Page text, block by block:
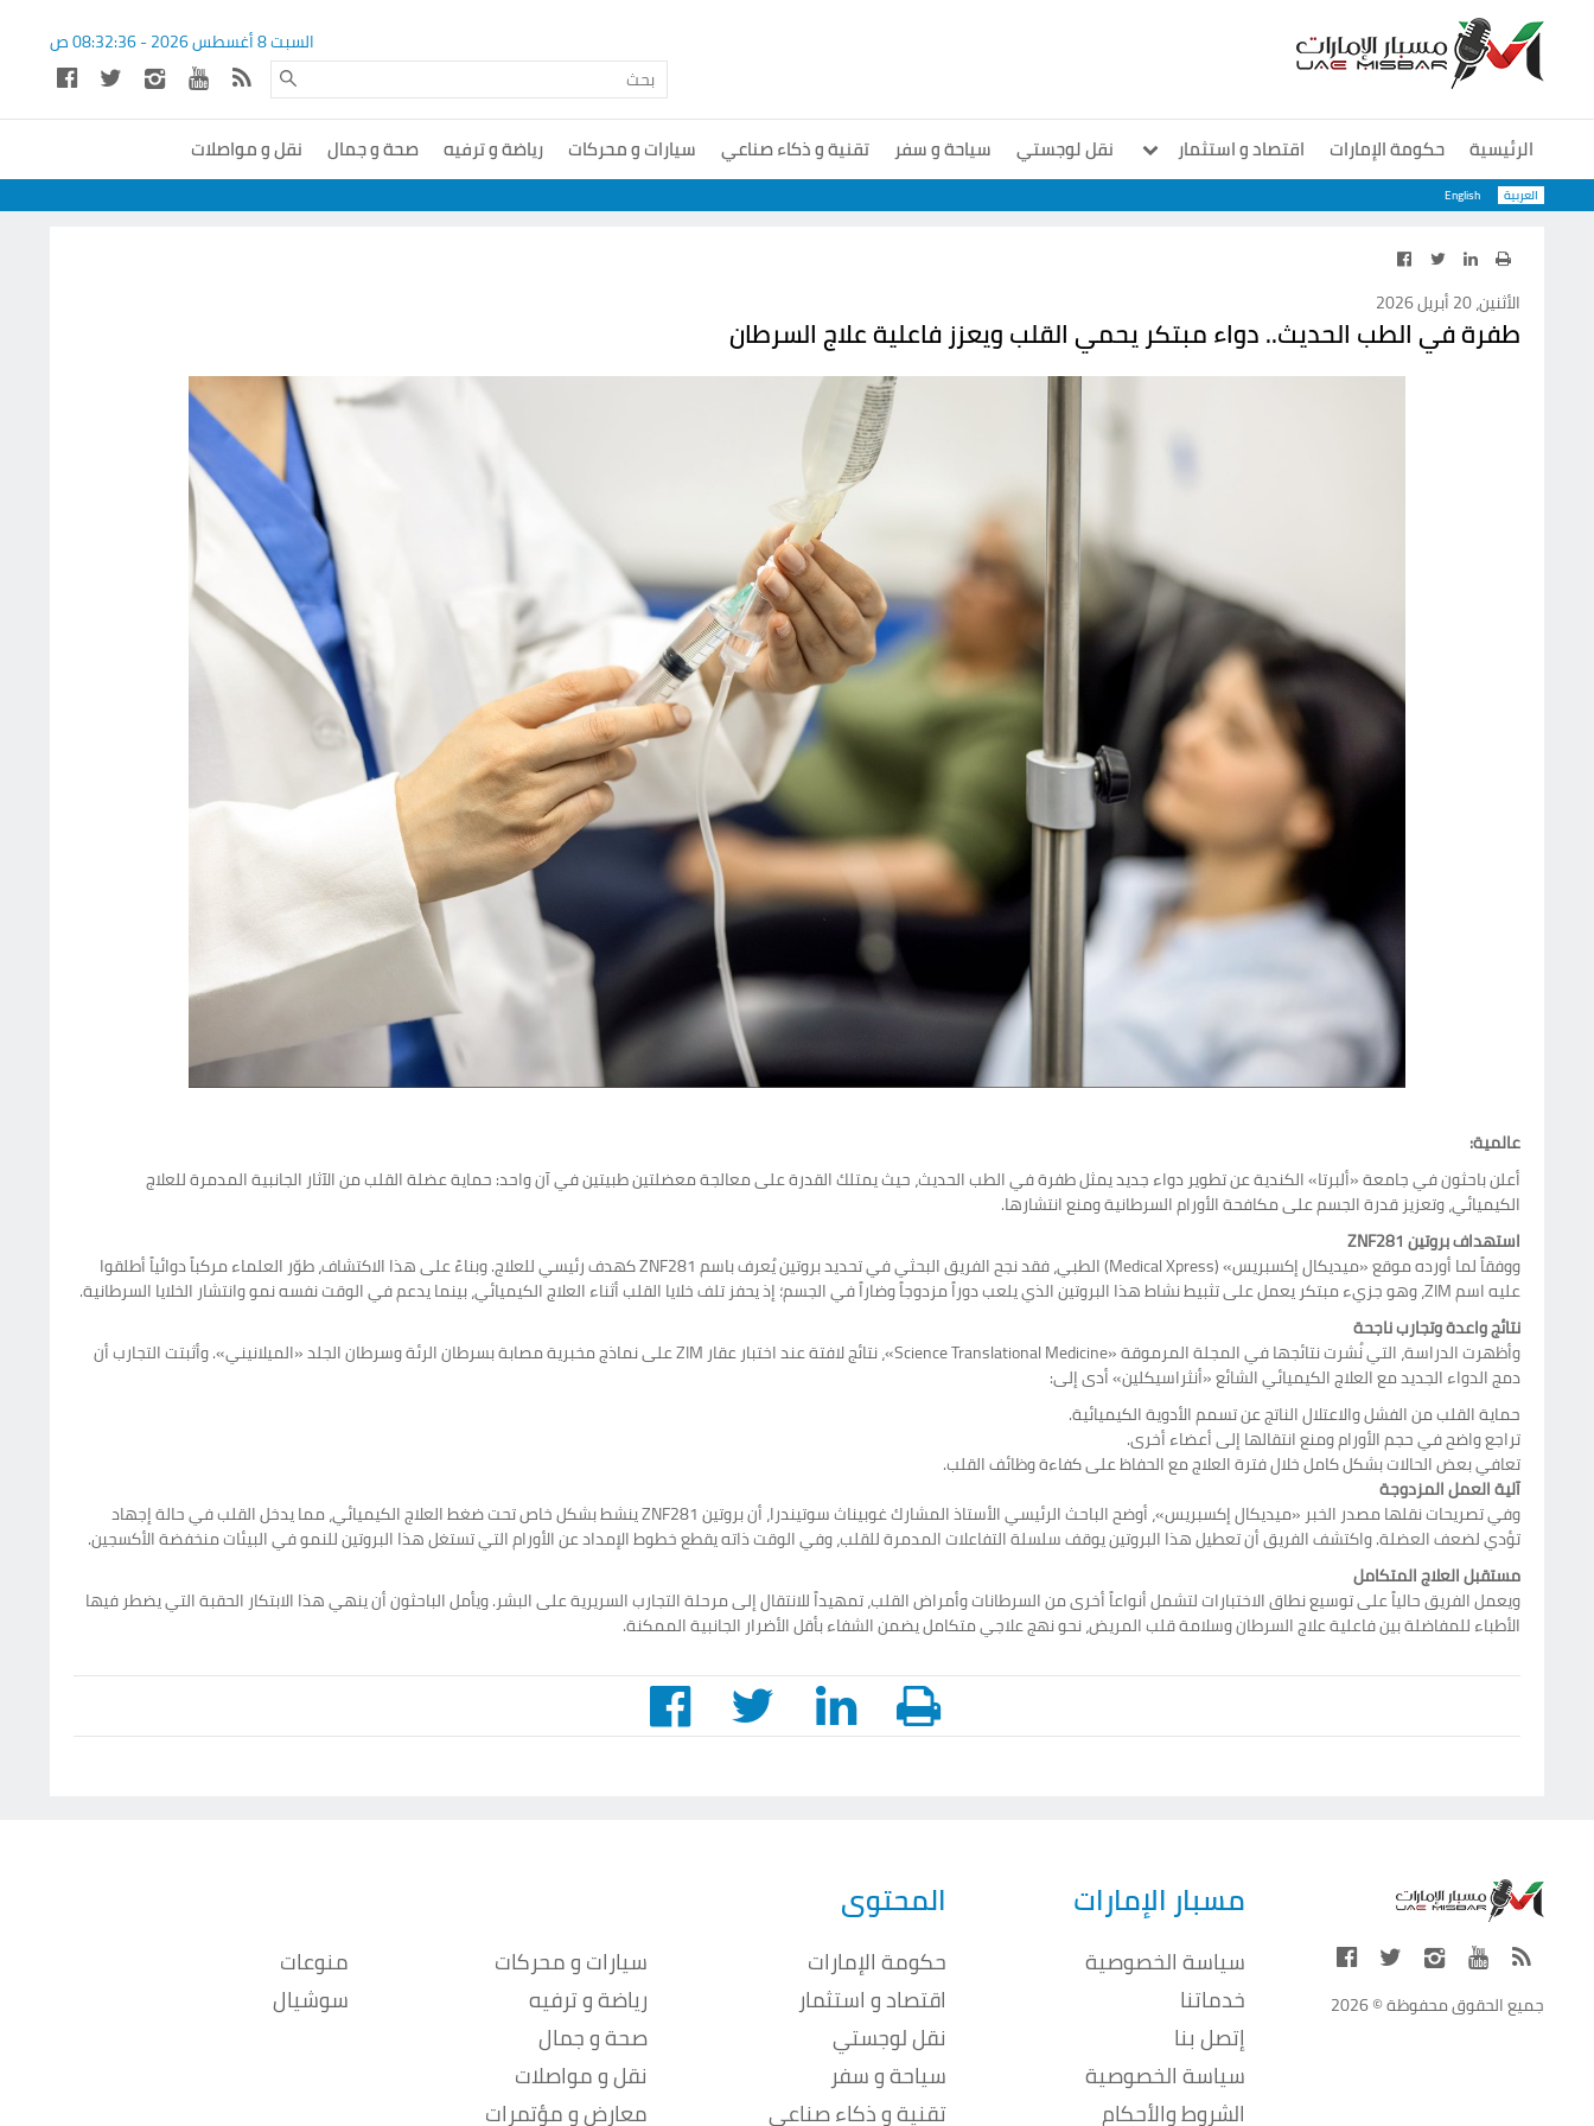
السبت 8 أغسطس 2026 - 08:32:36ص
الرئيسية حكومة الإمارات اقتصاد و استثمار نقل لوجستي سياحة و سفر تقنية و ذكاء صناعي سيارات و محركات رياضة و ترفيه صحة و جمال
نقل و مواصلات
معارض و مؤتمرات
منوعات سوشيال العربية English
الأثنين، 20 أبريل 2026
طفرة في الطب الحديث.. دواء مبتكر يحمي القلب ويعزز فاعلية علاج السرطان
عالمية:
أعلن باحثون في جامعة «ألبرتا» الكندية عن تطوير دواء جديد يمثل طفرة في الطب الحديث، حيث يمتلك القدرة على معالجة معضلتين طبيتين في آن واحد: حماية عضلة القلب من الآثار الجانبية المدمرة للعلاج
الكيميائي، وتعزيز قدرة الجسم على مكافحة الأورام السرطانية ومنع انتشارها.
استهداف بروتين ZNF281
ووفقاً لما أورده موقع «ميديكال إكسبريس» (Medical Xpress) الطبي، فقد نجح الفريق البحثي في تحديد بروتين يُعرف باسم ZNF281 كهدف رئيسي للعلاج. وبناءً على هذا الاكتشاف، طوّر العلماء مركباً دوائياً أطلقوا
عليه اسم ZIM، وهو جزيء مبتكر يعمل على تثبيط نشاط هذا البروتين الذي يلعب دوراً مزدوجاً وضاراً في الجسم؛ إذ يحفز تلف خلايا القلب أثناء العلاج الكيميائي، بينما يدعم في الوقت نفسه نمو وانتشار الخلايا السرطانية.
نتائج واعدة وتجارب ناجحة
وأظهرت الدراسة، التي نُشرت نتائجها في المجلة المرموقة «Science Translational Medicine»، نتائج لافتة عند اختبار عقار ZIM على نماذج مخبرية مصابة بسرطان الرئة وسرطان الجلد «الميلانيني». وأثبتت التجارب أن
دمج الدواء الجديد مع العلاج الكيميائي الشائع «أنثراسيكلين» أدى إلى:
حماية القلب من الفشل والاعتلال الناتج عن تسمم الأدوية الكيميائية.
تراجع واضح في حجم الأورام ومنع انتقالها إلى أعضاء أخرى.
تعافي بعض الحالات بشكل كامل خلال فترة العلاج مع الحفاظ على كفاءة وظائف القلب.
آلية العمل المزدوجة
وفي تصريحات نقلها مصدر الخبر «ميديكال إكسبريس»، أوضح الباحث الرئيسي الأستاذ المشارك غوبيناث سوتيندرا، أن بروتين ZNF281 ينشط بشكل خاص تحت ضغط العلاج الكيميائي، مما يدخل القلب في حالة إجهاد
تؤدي لضعف العضلة. واكتشف الفريق أن تعطيل هذا البروتين يوقف سلسلة التفاعلات المدمرة للقلب، وفي الوقت ذاته يقطع خطوط الإمداد عن الأورام التي تستغل هذا البروتين للنمو في البيئات منخفضة الأكسجين.
مستقبل العلاج المتكامل
ويعمل الفريق حالياً على توسيع نطاق الاختبارات لتشمل أنواعاً أخرى من السرطانات وأمراض القلب، تمهيداً للانتقال إلى مرحلة التجارب السريرية على البشر. ويأمل الباحثون أن ينهي هذا الابتكار الحقبة التي يضطر فيها
الأطباء للمفاضلة بين فاعلية علاج السرطان وسلامة قلب المريض، نحو نهج علاجي متكامل يضمن الشفاء بأقل الأضرار الجانبية الممكنة.
جميع الحقوق محفوظة © 2026
مسبار الإمارات
سياسة الخصوصية
خدماتنا
إتصل بنا
سياسة الخصوصية
الشروط والأحكام
المحتوى
حكومة الإمارات
اقتصاد و استثمار
نقل لوجستي
سياحة و سفر
تقنية و ذكاء صناعي
سيارات و محركات
رياضة و ترفيه
صحة و جمال
نقل و مواصلات
معارض و مؤتمرات
منوعات
سوشيال